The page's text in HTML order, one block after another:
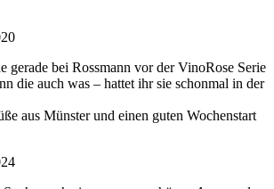
gerade bei Rossmann vor der VinoRose Serie
die auch was – hattet ihr sie schonmal in der
aus Münster und einen guten Wochenstart